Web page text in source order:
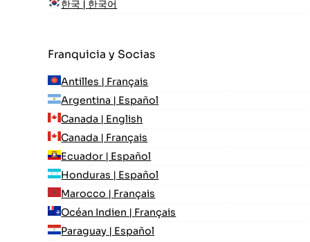
한국 | 한국어
Franquicia y Socias
Antilles | Français
Argentina | Español
Canada | English
Canada | Français
Ecuador | Español
Honduras | Español
Marocco | Français
Océan Indien | Français
Paraguay | Español